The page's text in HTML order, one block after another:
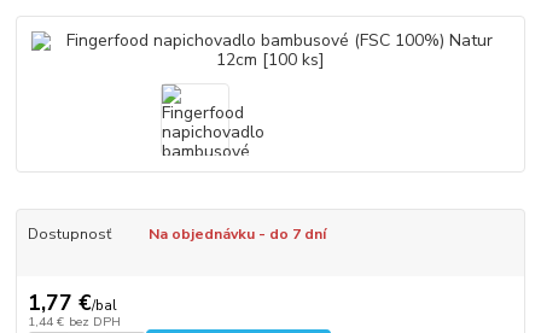
Dostupnosť Na objednávku - do 7 dní
1,77 €/bal
1,44 € bez DPH